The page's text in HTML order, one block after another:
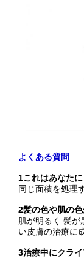
よくある質問
1これはあなた
同じ面積を処理
2髪の色や肌の
肌が明るく 髪が
い皮膚の治療に
3治療中にクラ